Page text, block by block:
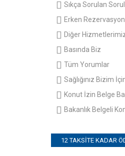
Sıkça Sorulan
Erken
Diğer
Basında Biz
Tüm Yorumlar
Sağlığınız Bizim
Konut İzin Belge
Bakanlık Belgeli
12 TAKSITE KADAR